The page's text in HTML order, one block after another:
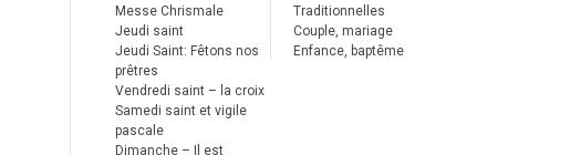
Messe Chrismale
Jeudi saint
Jeudi Saint: Fêtons nos
prêtres
Vendredi saint – la croix
Samedi saint et vigile
pascale
Dimanche – Il est
Traditionnelles
Couple, mariage
Enfance, baptême